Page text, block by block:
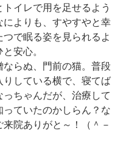
イレで用を足せるよう
によりも、すやすやと幸
で眠る姿を見られるよ
安心。
らぬ、門前の猫。普段
りしている横で、寝てば
っちゃんだが、治療して
っていたのかしらん？な
来院ありがと～！（＾－